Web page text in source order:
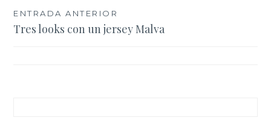
Navegación
de
ENTRADA ANTERIOR
Tres looks con un jersey Malva